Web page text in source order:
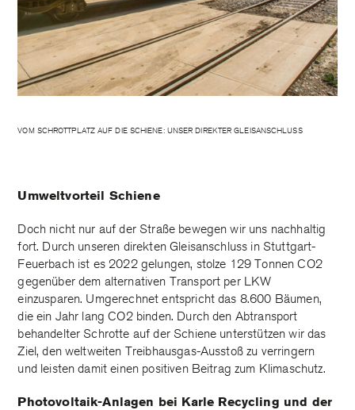
VOM SCHROTTPLATZ AUF DIE SCHIENE: UNSER DIREKTER GLEISANSCHLUSS
Umweltvorteil Schiene
Doch nicht nur auf der Straße bewegen wir uns nachhaltig
fort. Durch unseren direkten Gleisanschluss in Stuttgart-
Feuerbach ist es 2022 gelungen, stolze 129 Tonnen CO2
gegenüber dem alternativen Transport per LKW
einzusparen. Umgerechnet entspricht das 8.600 Bäumen,
die ein Jahr lang CO2 binden. Durch den Abtransport
behandelter Schrotte auf der Schiene unterstützen wir das
Ziel, den weltweiten Treibhausgas-Ausstoß zu verringern
und leisten damit einen positiven Beitrag zum Klimaschutz.
Photovoltaik-Anlagen bei Karle Recycling und der